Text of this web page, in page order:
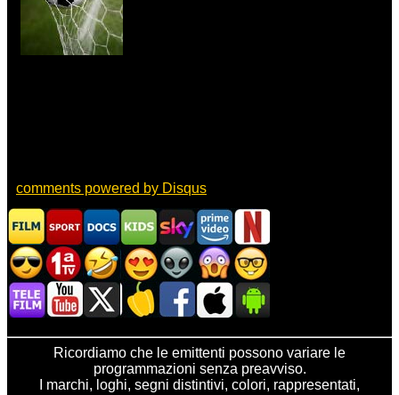
comments powered by Disqus
Ricordiamo che le emittenti possono variare le
programmazioni senza preavviso.
I marchi, loghi, segni distintivi, colori, rappresentati,